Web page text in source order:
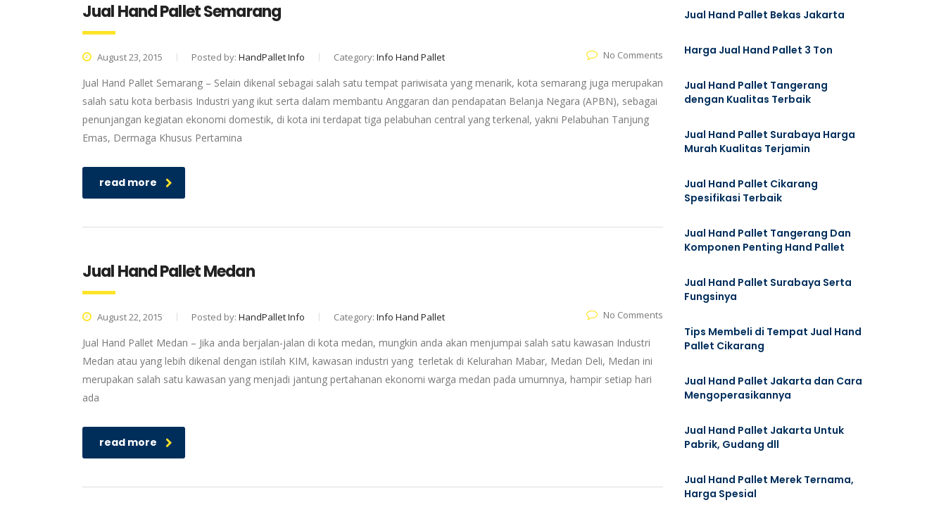
Jual Hand Pallet Semarang
August 23, 2015 Posted by: HandPallet Info Category: Info Hand Pallet No Comments
Jual Hand Pallet Semarang – Selain dikenal sebagai salah satu tempat pariwisata yang menarik, kota semarang juga merupakan
salah satu kota berbasis Industri yang ikut serta dalam membantu Anggaran dan pendapatan Belanja Negara (APBN), sebagai
penunjangan kegiatan ekonomi domestik, di kota ini terdapat tiga pelabuhan central yang terkenal, yakni Pelabuhan Tanjung
Emas, Dermaga Khusus Pertamina
read more
Jual Hand Pallet Medan
August 22, 2015 Posted by: HandPallet Info Category: Info Hand Pallet No Comments
Jual Hand Pallet Medan – Jika anda berjalan-jalan di kota medan, mungkin anda akan menjumpai salah satu kawasan Industri
Medan atau yang lebih dikenal dengan istilah KIM, kawasan industri yang terletak di Kelurahan Mabar, Medan Deli, Medan ini
merupakan salah satu kawasan yang menjadi jantung pertahanan ekonomi warga medan pada umumnya, hampir setiap hari
ada
read more
Jual Hand Pallet Bekas Jakarta
Harga Jual Hand Pallet 3 Ton
Jual Hand Pallet Tangerang
dengan Kualitas Terbaik
Jual Hand Pallet Surabaya Harga
Murah Kualitas Terjamin
Jual Hand Pallet Cikarang
Spesifikasi Terbaik
Jual Hand Pallet Tangerang Dan
Komponen Penting Hand Pallet
Jual Hand Pallet Surabaya Serta
Fungsinya
Tips Membeli di Tempat Jual Hand
Pallet Cikarang
Jual Hand Pallet Jakarta dan Cara
Mengoperasikannya
Jual Hand Pallet Jakarta Untuk
Pabrik, Gudang dll
Jual Hand Pallet Merek Ternama,
Harga Spesial